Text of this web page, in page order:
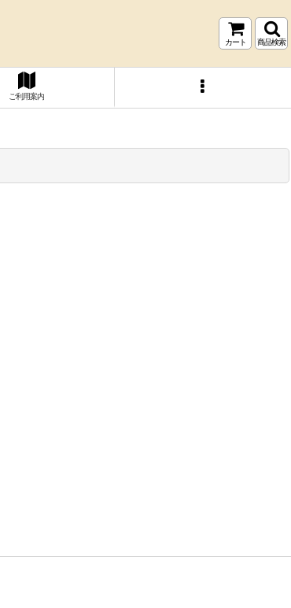
カート 商品検索
ご利用案内